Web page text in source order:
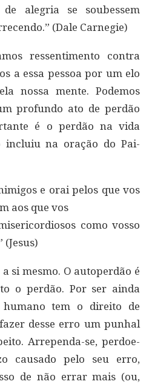
alegria se soubessem
(Dale Carnegie)
ressentimento contra
a essa pessoa por um elo
nossa mente. Podemos
profundo ato de perdão
é o perdão na vida
incluiu na oração do Pai-
e orai pelos que vos
aos que vos
como vosso
(Jesus)
si mesmo. O autoperdão é
o perdão. Por ser ainda
tem o direito de
desse erro um punhal
Arrependa-se, perdoe-
causado pelo seu erro,
de não errar mais (ou,